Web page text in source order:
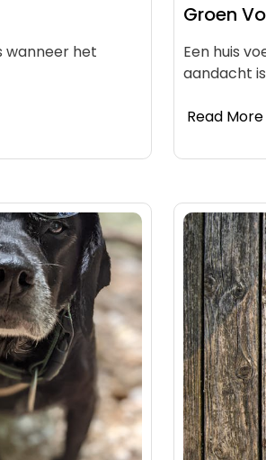
wanneer het
Groen
Een huis
aandacht
Read More